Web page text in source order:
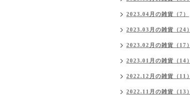
2023.04月の雑貨（7）
2023.03月の雑貨（24）
2023.02月の雑貨（17）
2023.01月の雑貨（14）
2022.12月の雑貨（11）
2022.11月の雑貨（13）